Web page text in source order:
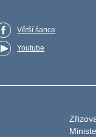
Větší šance
Youtube